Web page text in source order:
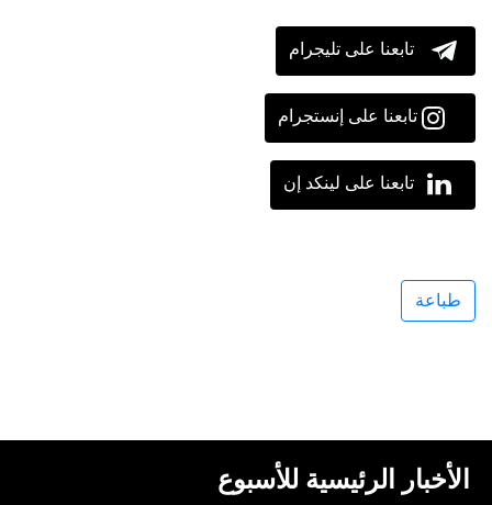
تابعنا على تليجرام
تابعنا على إنستجرام
تابعنا على لينكد إن
طباعة
الأخبار الرئيسية للأسبوع